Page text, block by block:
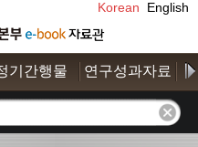
Korean English
기간행물 연구성과자료